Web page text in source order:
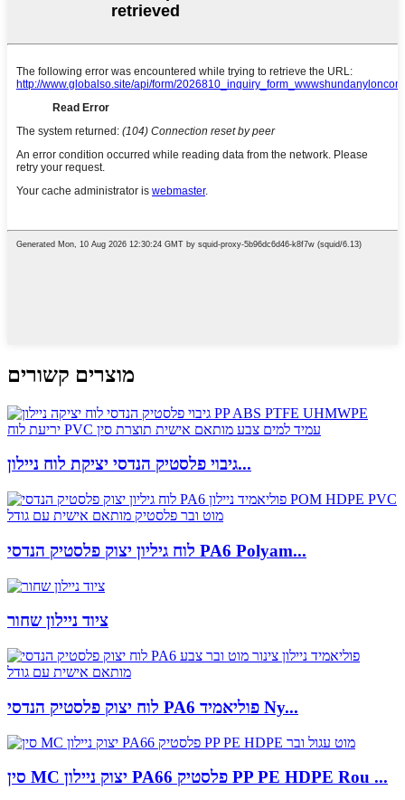
מוצרים קשורים
גיבוי פלסטיק הנדסי יציקת לוח ניילון...
לוח גיליון יצוק פלסטיק הנדסי PA6 Polyam...
ציוד ניילון שחור
לוח יצוק פלסטיק הנדסי PA6 פוליאמיד Ny...
סין MC יצוק ניילון PA66 פלסטיק PP PE HDPE Rou ...